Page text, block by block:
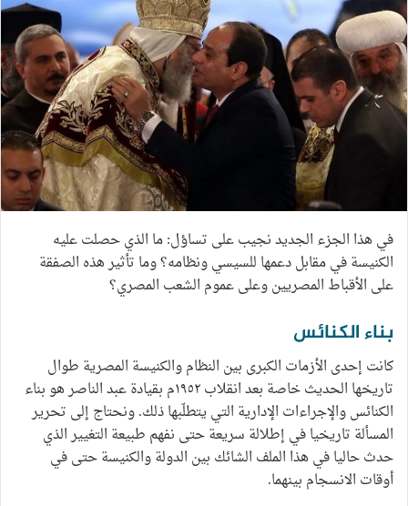
في هذا الجزء الجديد نجيب على تساؤل: ما الذي حصلت عليه
الكنيسة في مقابل دعمها للسيسي ونظامه؟ وما تأثير هذه الصفقة
على الأقباط المصريين وعلى عموم الشعب المصري؟
بناء الكنائس
كانت إحدى الأزمات الكبرى بين النظام والكنيسة المصرية طوال
تاريخها الحديث خاصة بعد انقلاب ١٩٥٢م بقيادة عبد الناصر هو بناء
الكنائس والإجراءات الإدارية التي يتطلّبها ذلك. ونحتاج إلى تحرير
المسألة تاريخيا في إطلالة سريعة حتى نفهم طبيعة التغيير الذي
حدث حاليا في هذا الملف الشائك بين الدولة والكنيسة حتى في
أوقات الانسجام بينهما.